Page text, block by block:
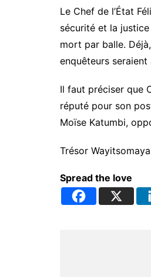
Le Chef de l’État
sécurité et la
mort par balle.
enquêteurs seraient
Il faut préciser que
réputé pour son
Moïse Katumbi,
Trésor Wayitsomaya
Spread the love